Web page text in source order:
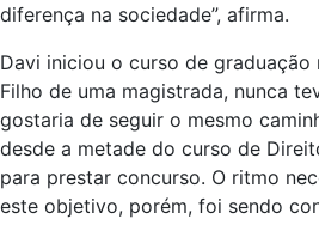
diferença na sociedade”, afirma.
Davi iniciou o curso de graduação
Filho de uma magistrada, nunca
gostaria de seguir o mesmo
desde a metade do curso de
para prestar concurso. O ritmo
este objetivo, porém, foi sendo